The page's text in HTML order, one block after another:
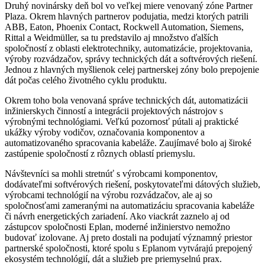
Druhý novinársky deň bol vo veľkej miere venovaný zóne Partner
Plaza. Okrem hlavných partnerov podujatia, medzi ktorých patrili
ABB, Eaton, Phoenix Contact, Rockwell Automation, Siemens,
Rittal a Weidmüller, sa tu predstavilo aj množstvo ďalších
spoločností z oblasti elektrotechniky, automatizácie, projektovania,
výroby rozvádzačov, správy technických dát a softvérových riešení.
Jednou z hlavných myšlienok celej partnerskej zóny bolo prepojenie
dát počas celého životného cyklu produktu.
Okrem toho bola venovaná správe technických dát, automatizácii
inžinierskych činností a integrácii projektových nástrojov s
výrobnými technológiami. Veľkú pozornosť pútali aj praktické
ukážky výroby vodičov, označovania komponentov a
automatizovaného spracovania kabeláže. Zaujímavé bolo aj široké
zastúpenie spoločností z rôznych oblastí priemyslu.
Návštevníci sa mohli stretnúť s výrobcami komponentov,
dodávateľmi softvérových riešení, poskytovateľmi dátových služieb,
výrobcami technológií na výrobu rozvádzačov, ale aj so
spoločnosťami zameranými na automatizáciu spracovania kabeláže
či návrh energetických zariadení. Ako viackrát zaznelo aj od
zástupcov spoločnosti Eplan, moderné inžinierstvo nemožno
budovať izolovane. Aj preto dostali na podujatí významný priestor
partnerské spoločnosti, ktoré spolu s Eplanom vytvárajú prepojený
ekosystém technológií, dát a služieb pre priemyselnú prax.